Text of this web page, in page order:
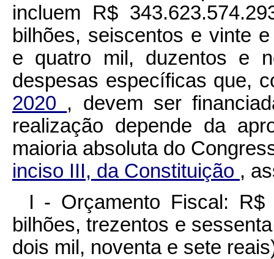
incluem R$
bilhões, seiscentos e vinte
e quatro mil, duzentos e
despesas específicas que,
2020 , devem ser
realização depende da
maioria absoluta do
inciso III, da Constituição ,
I - Orçamento Fiscal: R$
bilhões, trezentos e
dois mil, noventa e sete